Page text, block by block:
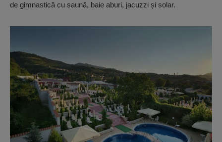
de gimnastică cu saună, baie aburi, jacuzzi și solar.